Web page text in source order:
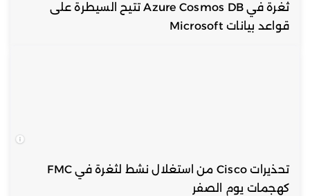
ثغرة في Azure Cosmos DB تتيح السيطرة على
قواعد بيانات Microsoft
تحذيرات Cisco من استغلال نشط لثغرة في FMC
كهجمات يوم الصفر